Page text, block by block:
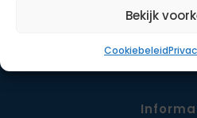
Bekijk
Cookiebeleid